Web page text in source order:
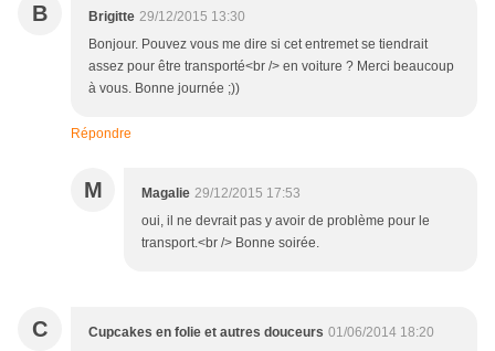
B Brigitte 29/12/2015 13:30
Bonjour. Pouvez vous me dire si cet entremet se tiendrait
assez pour être transporté<br /> en voiture ? Merci beaucoup
à vous. Bonne journée ;))
Répondre
M Magalie 29/12/2015 17:53
oui, il ne devrait pas y avoir de problème pour le
transport.<br /> Bonne soirée.
C Cupcakes en folie et autres douceurs 01/06/2014 18:20